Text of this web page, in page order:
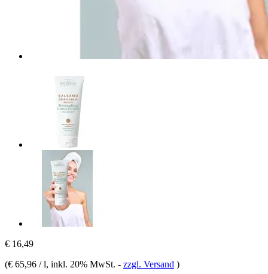
€ 16,49
(€ 65,96 / l, inkl. 20% MwSt. - zzgl. Versand )